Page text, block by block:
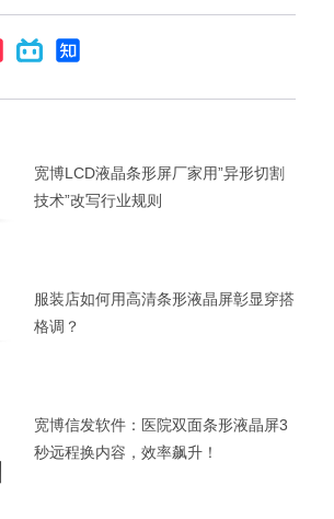
宽博LCD液晶条形屏厂家用”异形切割
技术”改写行业规则
服装店如何用高清条形液晶屏彰显穿搭
格调？
宽博信发软件：医院双面条形液晶屏3
秒远程换内容，效率飙升！